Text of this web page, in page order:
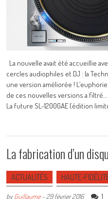
La nouvelle avait été accueillie
cercles audiophiles et DJ : la
une version améliorée !
de ces nouvelles versions a filtré…
La future SL-1200GAE (édition
La fabrication d’un
ACTUALITÉS HAUTE-
byGuillaume- 29 février 2016 1